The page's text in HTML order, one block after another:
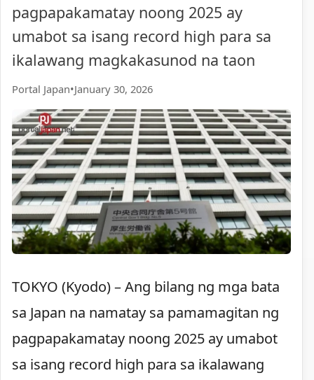
pagpapakamatay noong 2025 ay
umabot sa isang record high para sa
ikalawang magkakasunod na taon
Portal Japan•January 30, 2026
TOKYO (Kyodo) – Ang bilang ng mga bata
sa Japan na namatay sa pamamagitan ng
pagpapakamatay noong 2025 ay umabot
sa isang record high para sa ikalawang